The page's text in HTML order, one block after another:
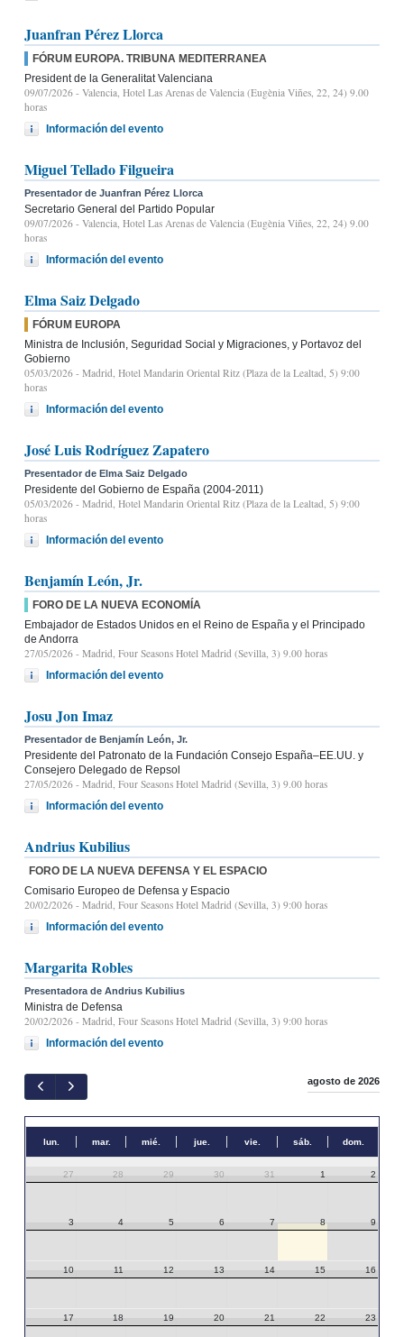
Juanfran Pérez Llorca
FÓRUM EUROPA. TRIBUNA MEDITERRANEA
President de la Generalitat Valenciana
09/07/2026 - Valencia, Hotel Las Arenas de Valencia (Eugènia Viñes, 22, 24) 9.00
horas
Información del evento
Miguel Tellado Filgueira
Presentador de Juanfran Pérez Llorca
Secretario General del Partido Popular
09/07/2026 - Valencia, Hotel Las Arenas de Valencia (Eugènia Viñes, 22, 24) 9.00
horas
Información del evento
Elma Saiz Delgado
FÓRUM EUROPA
Ministra de Inclusión, Seguridad Social y Migraciones, y Portavoz del
Gobierno
05/03/2026 - Madrid, Hotel Mandarin Oriental Ritz (Plaza de la Lealtad, 5) 9:00
horas
Información del evento
José Luis Rodríguez Zapatero
Presentador de Elma Saiz Delgado
Presidente del Gobierno de España (2004-2011)
05/03/2026 - Madrid, Hotel Mandarin Oriental Ritz (Plaza de la Lealtad, 5) 9:00
horas
Información del evento
Benjamín León, Jr.
FORO DE LA NUEVA ECONOMÍA
Embajador de Estados Unidos en el Reino de España y el Principado
de Andorra
27/05/2026 - Madrid, Four Seasons Hotel Madrid (Sevilla, 3) 9.00 horas
Información del evento
Josu Jon Imaz
Presentador de Benjamín León, Jr.
Presidente del Patronato de la Fundación Consejo España–EE.UU. y
Consejero Delegado de Repsol
27/05/2026 - Madrid, Four Seasons Hotel Madrid (Sevilla, 3) 9.00 horas
Información del evento
Andrius Kubilius
FORO DE LA NUEVA DEFENSA Y EL ESPACIO
Comisario Europeo de Defensa y Espacio
20/02/2026 - Madrid, Four Seasons Hotel Madrid (Sevilla, 3) 9:00 horas
Información del evento
Margarita Robles
Presentadora de Andrius Kubilius
Ministra de Defensa
20/02/2026 - Madrid, Four Seasons Hotel Madrid (Sevilla, 3) 9:00 horas
Información del evento
agosto de 2026
lun. mar. mié. jue. vie. sáb. dom.
27 28 29 30 31 1 2
3 4 5 6 7 8 9
10 11 12 13 14 15 16
17 18 19 20 21 22 23